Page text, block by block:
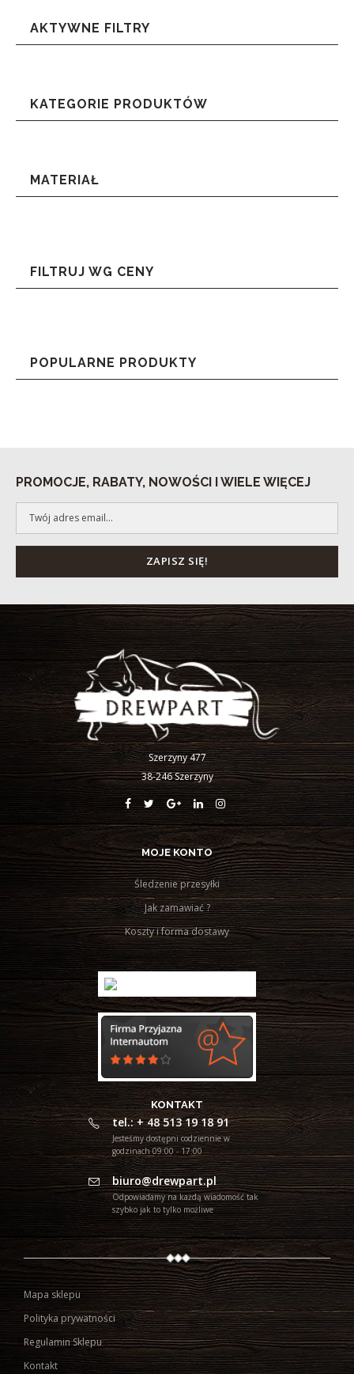
AKTYWNE FILTRY
KATEGORIE PRODUKTÓW
MATERIAŁ
FILTRUJ WG CENY
POPULARNE PRODUKTY
PROMOCJE, RABATY, NOWOŚCI I WIELE WIĘCEJ
Szerzyny 477
38-246 Szerzyny
MOJE KONTO
Śledzenie przesyłki
Jak zamawiać ?
Koszty i forma dostawy
KONTAKT
tel.: + 48 513 19 18 91
Jesteśmy dostępni codziennie w
godzinach 09:00 - 17:00
biuro@drewpart.pl
Odpowiadamy na każdą wiadomość tak
szybko jak to tylko możliwe
Mapa sklepu
Polityka prywatności
Regulamin Sklepu
Kontakt